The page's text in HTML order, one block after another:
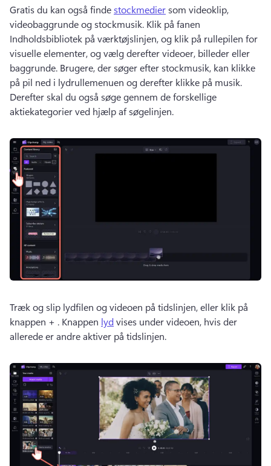
Gratis du kan også finde stockmedier som videoklip,
videobaggrunde og stockmusik. Klik på fanen
Indholdsbibliotek på værktøjslinjen, og klik på rullepilen for
visuelle elementer, og vælg derefter videoer, billeder eller
baggrunde. Brugere, der søger efter stockmusik, kan klikke
Derefter skal du også søge gennem de forskellige
aktiekategorier ved hjælp af søgelinjen.
Træk og slip lydfilen og videoen på tidslinjen, eller klik på
knappen + . Knappen lyd vises under videoen, hvis der
allerede er andre aktiver på tidslinjen.